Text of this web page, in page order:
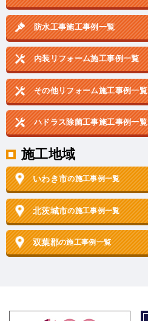
防水工事施工事例一覧
内装リフォーム施工事例一覧
その他リフォーム施工事例一覧
ハドラス除菌工事施工事例一覧
施工地域
いわき市の施工事例一覧
北茨城市の施工事例一覧
双葉郡の施工事例一覧